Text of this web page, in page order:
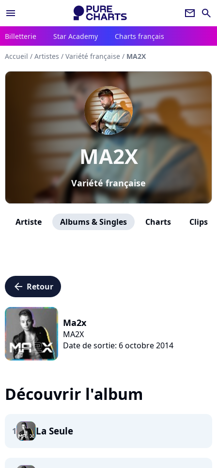
menu newsletter search
Billetterie Star Academy Charts français
Accueil / Artistes / Variété française / MA2X
MA2X
Variété française
Artiste Albums & Singles Charts Clips
arrow_left Retour
Ma2x
MA2X
Date de sortie: 6 octobre 2014
Découvrir l'album
1 La Seule